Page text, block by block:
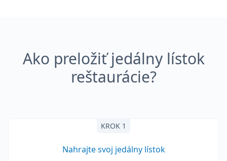
Ako preložiť jedálny lístok
reštaurácie?
KROK 1
Nahrajte svoj jedálny lístok